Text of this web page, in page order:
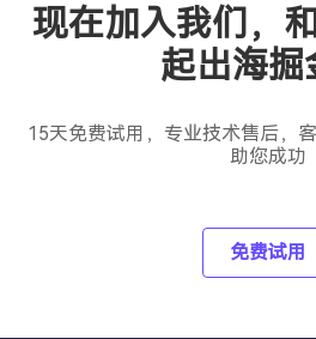
现在加入我们，
起出海掘
15天免费试用，专业技术售后，
助您成功
免费试用